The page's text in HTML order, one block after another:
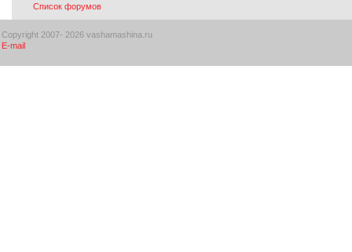
Список форумов
Copyright 2007- 2026 vashamashina.ru
E-mail